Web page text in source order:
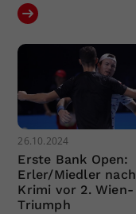
26.10.2024
Erste Bank Open:
Erler/Miedler nach
Krimi vor 2. Wien-
Triumph